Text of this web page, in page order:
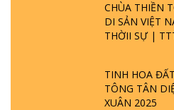
CHÙA THIỀN
DI SẢN VIỆT
THỜII SỰ |
TINH HOA
TÔNG TÂN
XUÂN 2025